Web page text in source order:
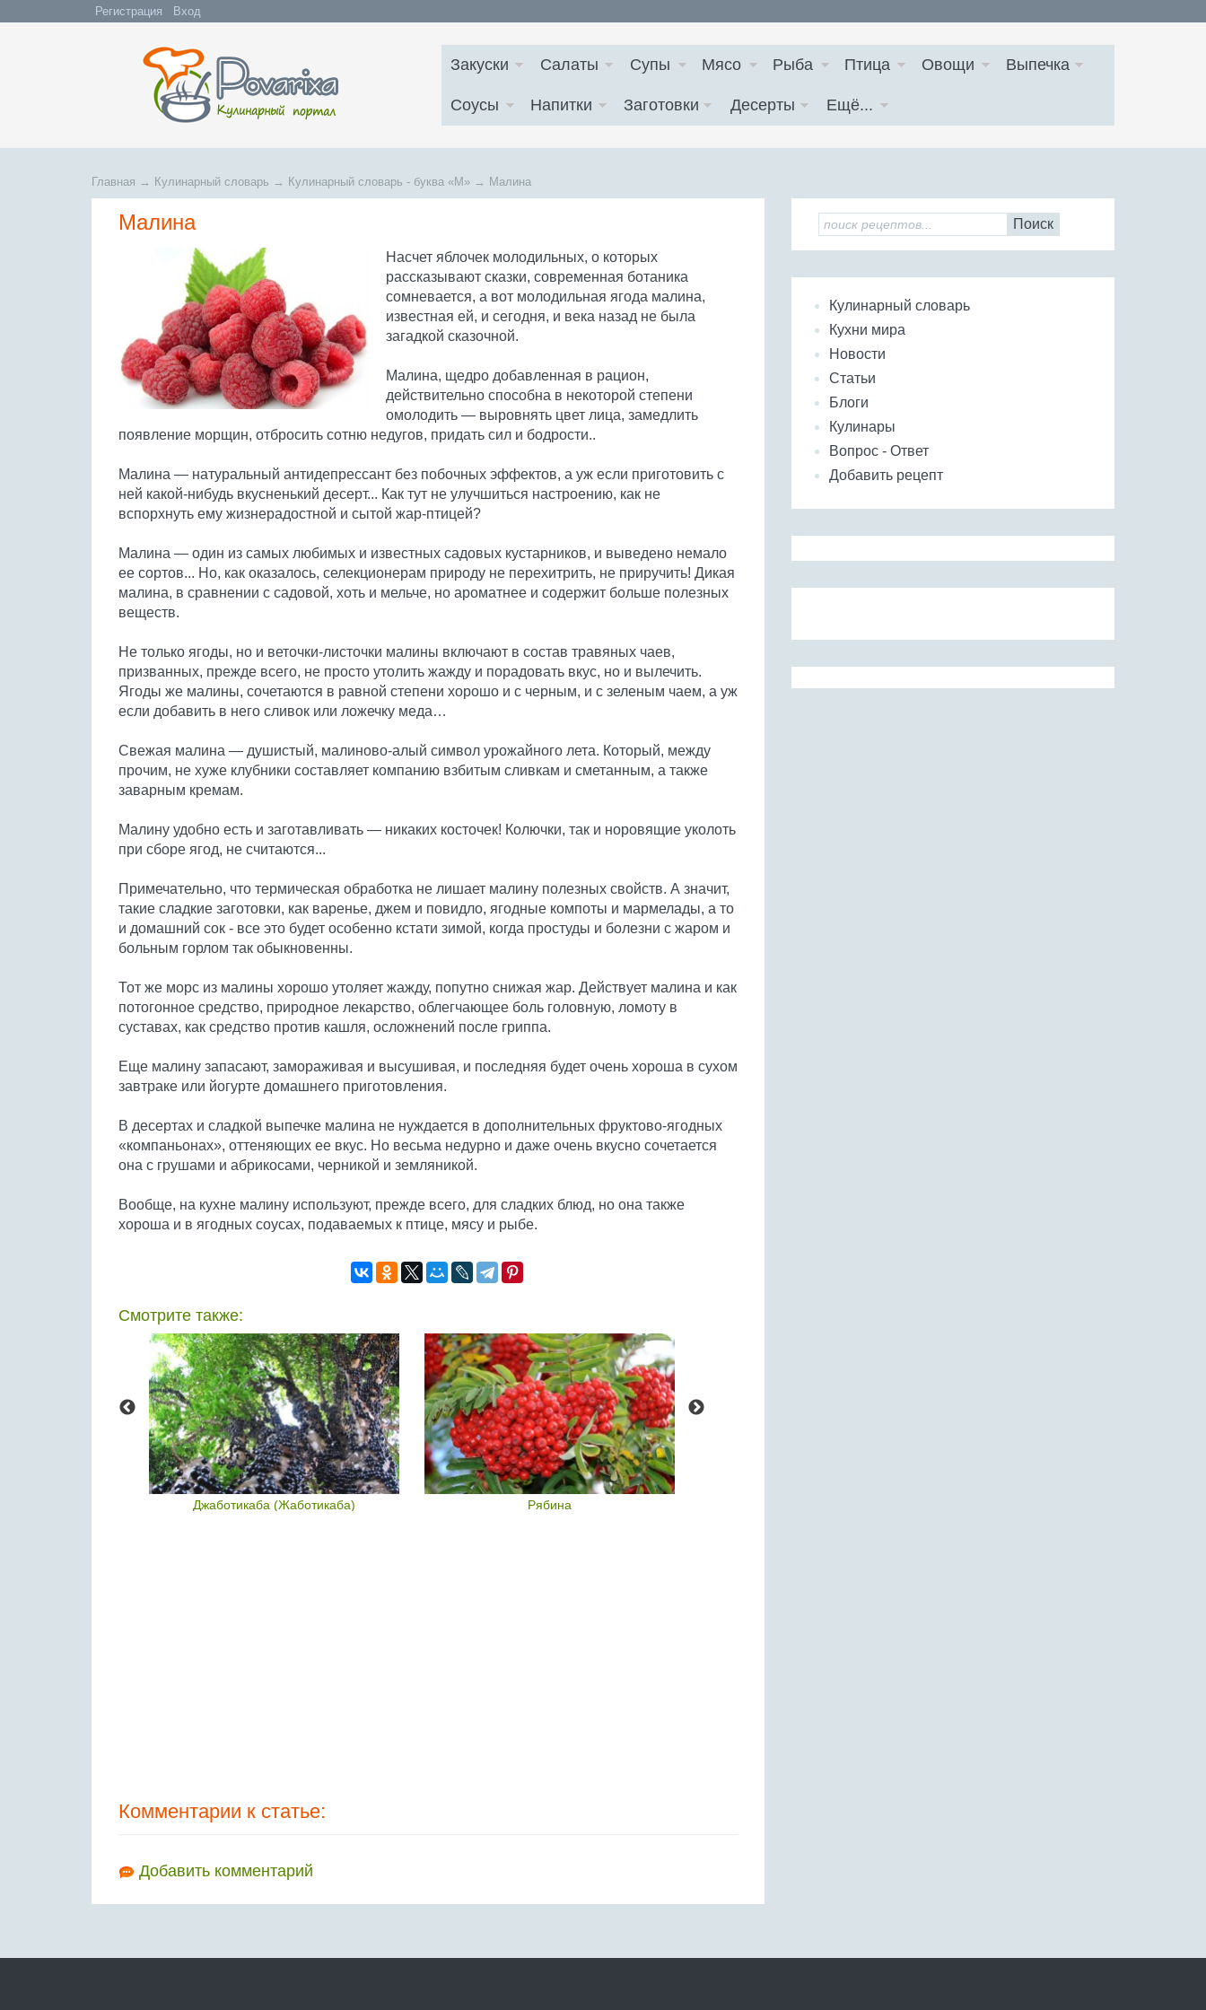
Регистрация Вход
Закуски Салаты Супы Мясо Рыба Птица Овощи Выпечка
Соусы Напитки Заготовки Десерты Ещё...
Главная → Кулинарный словарь → Кулинарный словарь - буква «М» → Малина
Малина
Насчет яблочек молодильных, о которых
рассказывают сказки, современная ботаника
сомневается, а вот молодильная ягода малина,
известная ей, и сегодня, и века назад не была
загадкой сказочной.
Малина, щедро добавленная в рацион,
действительно способна в некоторой степени
омолодить — выровнять цвет лица, замедлить
появление морщин, отбросить сотню недугов, придать сил и бодрости..
Малина — натуральный антидепрессант без побочных эффектов, а уж если приготовить с
ней какой-нибудь вкусненький десерт... Как тут не улучшиться настроению, как не
вспорхнуть ему жизнерадостной и сытой жар-птицей?
Малина — один из самых любимых и известных садовых кустарников, и выведено немало
ее сортов... Но, как оказалось, селекционерам природу не перехитрить, не приручить! Дикая
малина, в сравнении с садовой, хоть и мельче, но ароматнее и содержит больше полезных
веществ.
Не только ягоды, но и веточки-листочки малины включают в состав травяных чаев,
призванных, прежде всего, не просто утолить жажду и порадовать вкус, но и вылечить.
Ягоды же малины, сочетаются в равной степени хорошо и с черным, и с зеленым чаем, а уж
если добавить в него сливок или ложечку меда…
Свежая малина — душистый, малиново-алый символ урожайного лета. Который, между
прочим, не хуже клубники составляет компанию взбитым сливкам и сметанным, а также
заварным кремам.
Малину удобно есть и заготавливать — никаких косточек! Колючки, так и норовящие уколоть
при сборе ягод, не считаются...
Примечательно, что термическая обработка не лишает малину полезных свойств. А значит,
такие сладкие заготовки, как варенье, джем и повидло, ягодные компоты и мармелады, а то
и домашний сок - все это будет особенно кстати зимой, когда простуды и болезни с жаром и
больным горлом так обыкновенны.
Тот же морс из малины хорошо утоляет жажду, попутно снижая жар. Действует малина и как
потогонное средство, природное лекарство, облегчающее боль головную, ломоту в
суставах, как средство против кашля, осложнений после гриппа.
Еще малину запасают, замораживая и высушивая, и последняя будет очень хороша в сухом
завтраке или йогурте домашнего приготовления.
В десертах и сладкой выпечке малина не нуждается в дополнительных фруктово-ягодных
«компаньонах», оттеняющих ее вкус. Но весьма недурно и даже очень вкусно сочетается
она с грушами и абрикосами, черникой и земляникой.
Вообще, на кухне малину используют, прежде всего, для сладких блюд, но она также
хороша и в ягодных соусах, подаваемых к птице, мясу и рыбе.
Смотрите также:
Джаботикаба (Жаботикаба) Рябина
Комментарии к статье:
Добавить комментарий
Поиск
Кулинарный словарь
Кухни мира
Новости
Статьи
Блоги
Кулинары
Вопрос - Ответ
Добавить рецепт